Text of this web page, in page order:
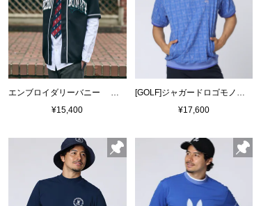
エンブロイダリーバニー ベースボールシャツ
¥15,400
[GOLF]ジャガードロゴモノグラム 半袖パーカ
¥17,600